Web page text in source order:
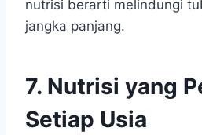
nutrisi berarti melindungi
jangka panjang.
7. Nutrisi yang
Setiap Usia